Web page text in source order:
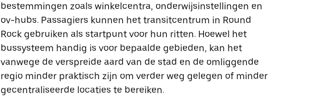
bestemmingen zoals winkelcentra, onderwijsinstellingen en
ov-hubs. Passagiers kunnen het transitcentrum in Round
Rock gebruiken als startpunt voor hun ritten. Hoewel het
bussysteem handig is voor bepaalde gebieden, kan het
vanwege de verspreide aard van de stad en de omliggende
regio minder praktisch zijn om verder weg gelegen of minder
gecentraliseerde locaties te bereiken.